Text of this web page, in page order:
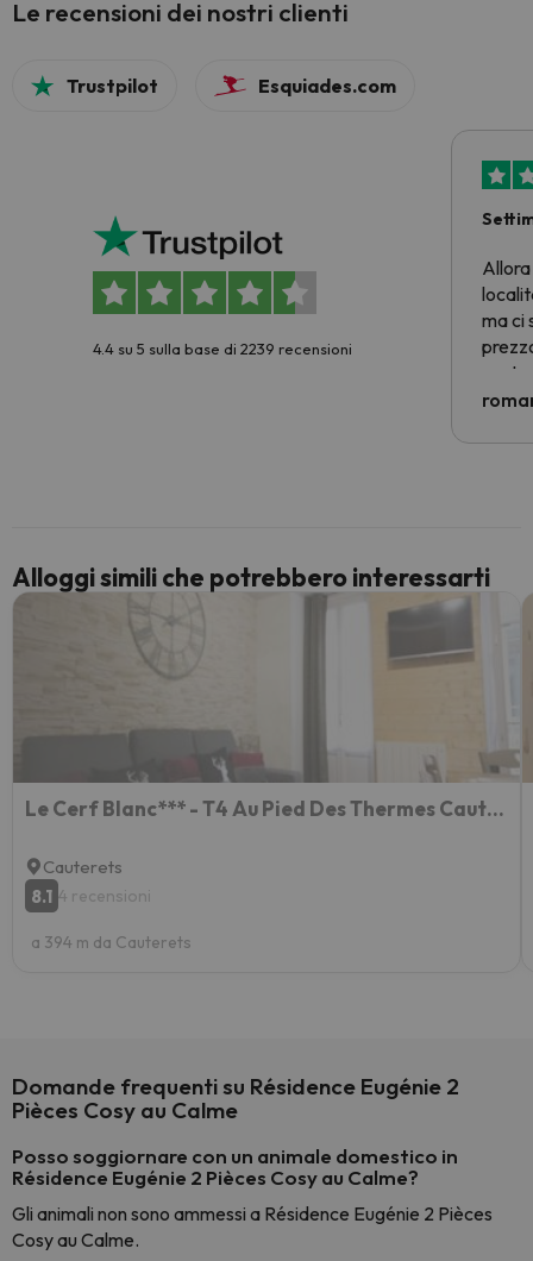
Le recensioni dei nostri clienti
Trustpilot Esquiades.com
4.4 su 5 sulla base di 2239 recensioni
Allora
ma ci
Alloggi simili che potrebbero interessarti
Le Cerf Blanc*** - T4 Au Pied Des Thermes Cauterets - 3 Chb Et 2 Sde
Cauterets
8.1 4 recensioni
a 394 m da Cauterets
Domande frequenti su Résidence Eugénie 2
Pièces Cosy au Calme
Posso soggiornare con un animale domestico in
Résidence Eugénie 2 Pièces Cosy au Calme?
Gli animali non sono ammessi a Résidence Eugénie 2 Pièces
Cosy au Calme.